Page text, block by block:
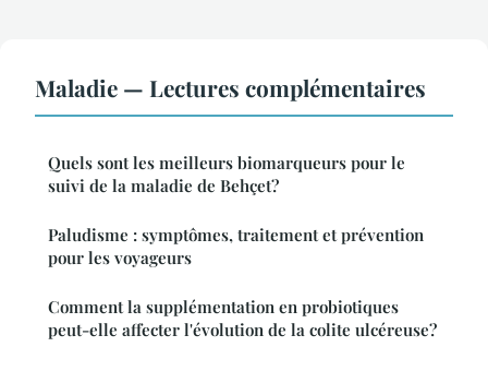
Maladie — Lectures complémentaires
Quels sont les meilleurs biomarqueurs pour le
suivi de la maladie de Behçet?
Paludisme : symptômes, traitement et prévention
pour les voyageurs
Comment la supplémentation en probiotiques
peut-elle affecter l'évolution de la colite ulcéreuse?